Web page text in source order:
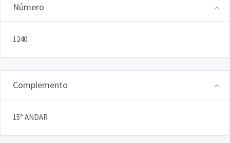
Número
1240
Complemento
15° ANDAR